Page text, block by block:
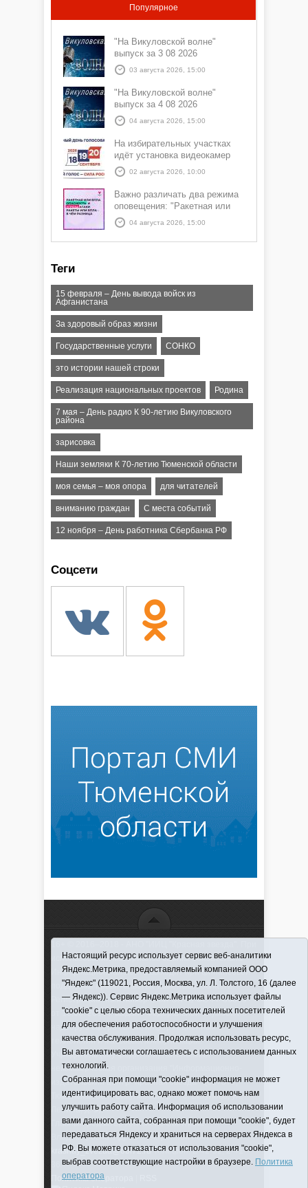
Популярное
"На Викуловской волне"
выпуск за 3 08 2026
03 августа 2026, 15:00
"На Викуловской волне"
выпуск за 4 08 2026
04 августа 2026, 15:00
На избирательных участках
идёт установка видеокамер
02 августа 2026, 10:00
Важно различать два режима
оповещения: "Ракетная или
БПЛА опасность" и "Угроза
атаки ракеты или БПЛА"
04 августа 2026, 15:00
Теги
15 февраля – День вывода войск из
Афганистана
За здоровый образ жизни
Государственные услуги СОНКО
это истории нашей строки
Реализация национальных проектов Родина
7 мая – День радио К 90-летию Викуловского
района
зарисовка
Наши земляки К 70-летию Тюменской области
моя семья – моя опора для читателей
вниманию граждан С места событий
12 ноября – День работника Сбербанка РФ
Соцсети
использовании материалов ссылка обязательна
Информационная лента выходит при финансовой
поддержке правительства Тюменской области
Регистрационный номер СМИ ЭЛ № ФС 77-66066
от 10.06. 2016 г. выдано Федеральной службой по
надзору в сфере связи, информационных
технологий и массовых коммуникаций.
Учредитель (соучредители) Автономная
некоммерческая организация "Информационно-
издательский центр "Красная звезда"" (627570,
Тюменская обл., Викуловский р-н, с. Викулово, ул.
Ленина, д. 5).
Главный редактор Антюхова Светлана
Владимировна. Адрес электронной почты:
krasnay_zvezda@obl72.ruТелефон: 2-42-32; 2-41-
36.
Политика оператора
Настоящий ресурс использует сервис веб-аналитики
Яндекс.Метрика, предоставляемый компанией ООО
"Яндекс" (119021, Россия, Москва, ул. Л. Толстого, 16 (далее
— Яндекс)). Сервис Яндекс.Метрика использует файлы
"cookie" с целью сбора технических данных посетителей
для обеспечения работоспособности и улучшения
качества обслуживания. Продолжая использовать ресурс,
Вы автоматически соглашаетесь с использованием данных
технологий.
Собранная при помощи "cookie" информация не может
идентифицировать вас, однако может помочь нам
улучшить работу сайта. Информация об использовании
вами данного сайта, собранная при помощи "cookie", будет
передаваться Яндексу и храниться на серверах Яндекса в
РФ. Вы можете отказаться от использования "cookie",
выбрав соответствующие настройки в браузере. Политика
оператора